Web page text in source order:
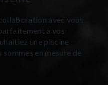
avec vous
à vos
une piscine
en mesure de